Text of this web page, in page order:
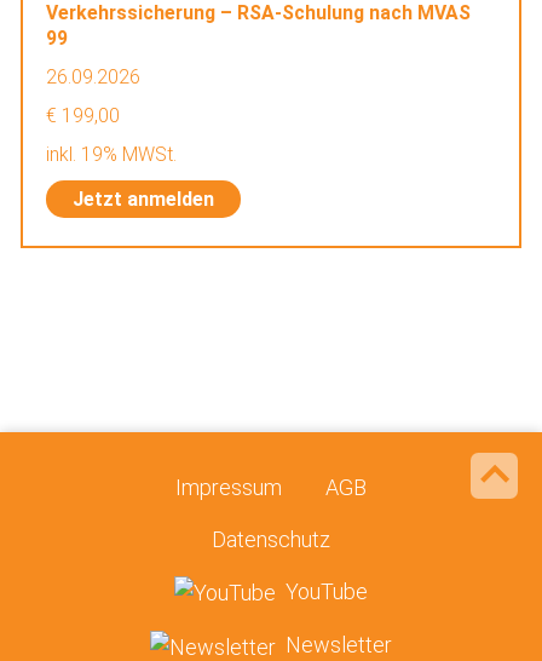
Verkehrssicherung – RSA-Schulung nach MVAS
99
26.09.2026
€ 199,00
inkl. 19% MWSt.
Jetzt anmelden
Impressum AGB
Datenschutz
YouTube
Newsletter